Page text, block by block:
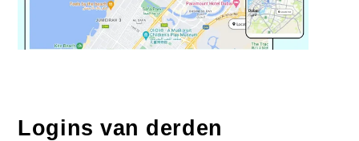
Logins van derden